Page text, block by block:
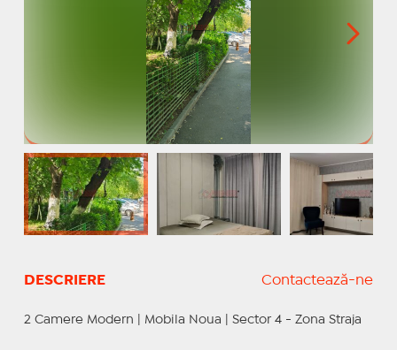
DESCRIERE Contactează-ne
2 Camere Modern | Mobila Noua | Sector 4 - Zona Straja